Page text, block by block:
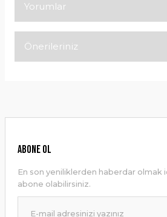
Yorumlar
Önerileriniz
Ürün resmi kalitesiz, bozuk veya
Ürün bilgilerinde hatalar bulunuyor.
Ürün fiyatı diğer sitelerden daha pahalı.
Bu ürüne benzer farklı alternatifler
ABONE OL
En son yeniliklerden haberdar olmak
abone olabilirsiniz.